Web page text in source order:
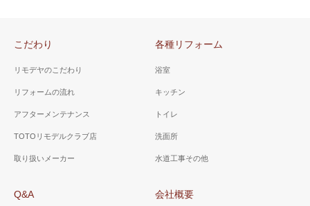
こだわり
リモデヤのこだわり
リフォームの流れ
アフターメンテナンス
TOTOリモデルクラブ店
取り扱いメーカー
各種リフォーム
浴室
キッチン
トイレ
洗面所
水道工事その他
Q&A 会社概要